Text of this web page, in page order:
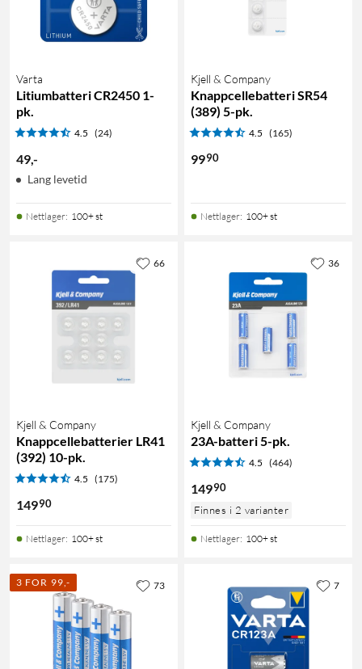
Varta
Litiumbatteri CR2450 1-
pk.
4.5 (24)
49,-
Lang levetid
Nettlager: 100+ st
Kjell & Company
Knappcellebatteri SR54
(389) 5-pk.
4.5 (165)
9990
Nettlager: 100+ st
Kjell & Company
Knappcellebatterier LR41
(392) 10-pk.
4.5 (175)
14990
Nettlager: 100+ st
66
Kjell & Company
23A-batteri 5-pk.
4.5 (464)
14990
Finnes i 2 varianter
Nettlager: 100+ st
36
3 FOR 99,- 73 7